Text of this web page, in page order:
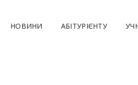
ВИЩЕ
НОВИНИ АБІТУРІЄНТУ